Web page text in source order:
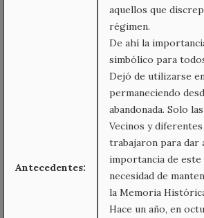
Antecedentes:
aquellos que
régimen.
De ahí la
simbólico para
Dejó de utilizarse en
permaneciendo
abandonada. Solo
Vecinos y
trabajaron para dar
importancia de
necesidad de
la Memoria
Hace un año, en